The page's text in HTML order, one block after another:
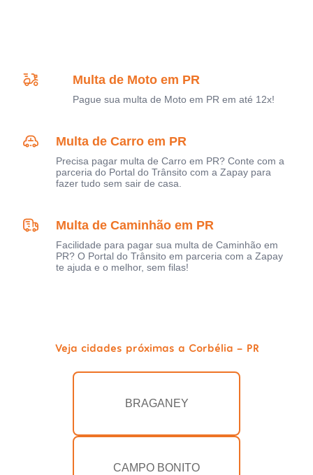
Multa de Moto em PR
Pague sua multa de Moto em PR em até 12x!
Multa de Carro em PR
Precisa pagar multa de Carro em PR? Conte com a
parceria do Portal do Trânsito com a Zapay para
fazer tudo sem sair de casa.
Multa de Caminhão em PR
Facilidade para pagar sua multa de Caminhão em
PR? O Portal do Trânsito em parceria com a Zapay
te ajuda e o melhor, sem filas!
Veja cidades próximas a Corbélia - PR
BRAGANEY
CAMPO BONITO